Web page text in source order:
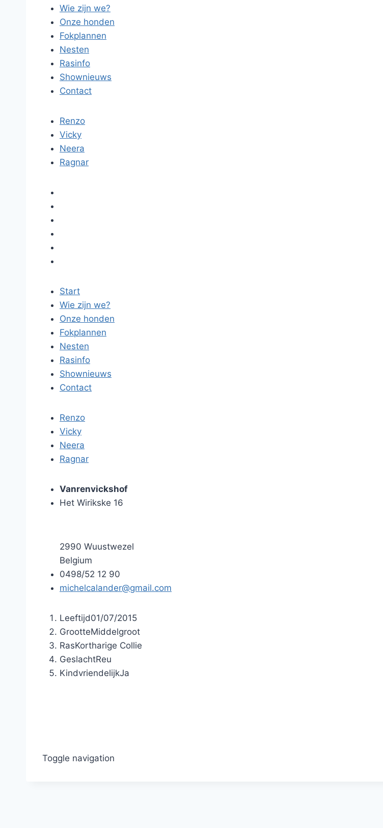
Wie zijn we?
Onze honden
Fokplannen
Nesten
Rasinfo
Shownieuws
Contact
Renzo
Vicky
Neera
Ragnar
Start
Wie zijn we?
Onze honden
Fokplannen
Nesten
Rasinfo
Shownieuws
Contact
Renzo
Vicky
Neera
Ragnar
Vanrenvickshof
Het Wirikske 16
2990 Wuustwezel
Belgium
0498/52 12 90
michelcalander@gmail.com
Leeftijd01/07/2015
GrootteMiddelgroot
RasKortharige Collie
GeslachtReu
KindvriendelijkJa
Toggle navigation